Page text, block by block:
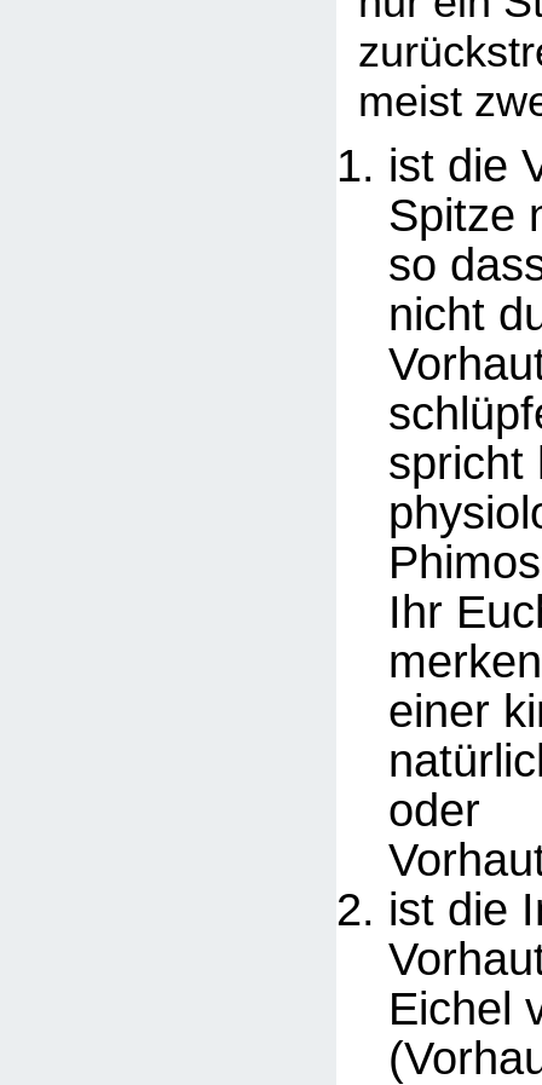
meist
ist die
Spitze
so
nicht
spricht
Ihr
einer
oder
ist die
Eichel